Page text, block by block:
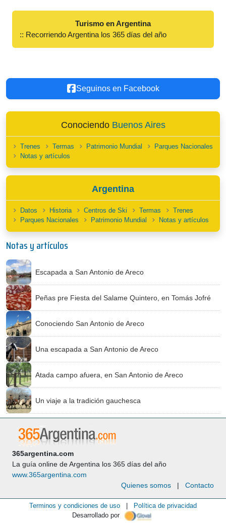
Turismo en Argentina
:: Recorriendo Argentina los 365 días del año
Seguinos en Facebook
Conociendo Buenos Aires
Trenes Termas Patrimonio Mundial
Parques Nacionales
Notas y artículos
Argentina
Datos Historia Centros de Ski Termas
Trenes
Parques Nacionales
Patrimonio Mundial Notas y artículos
Notas y artículos
Escapada a San Antonio de Areco
Peñas pre Fiesta del Salame Quintero, en Tomás Jofré
Conociendo San Antonio de Areco
Una escapada a San Antonio de Areco
Atada campo afuera, en San Antonio de Areco
Un viaje a la tradición gauchesca
365argentina.com
La guía online de Argentina los 365 días del año
www.365argentina.com
Quienes somos | Contacto
Terminos y condiciones de uso
Política de privacidad
Desarrollado por